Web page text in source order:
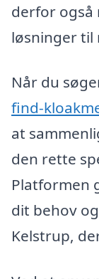
derfor også
løsninger til
Når du
find-
at
den rette
Platformen
dit behov
Kelstrup,